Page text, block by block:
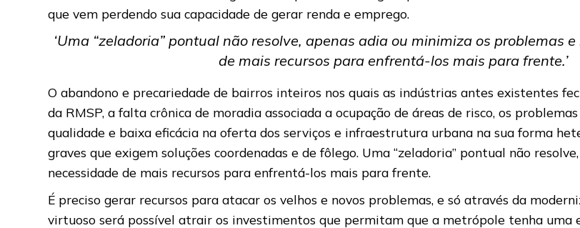
que vem perdendo sua capacidade de gerar renda e emprego.
‘Uma “zeladoria” pontual não resolve, apenas adia ou minimiza os problemas
de mais recursos para enfrentá-los mais para frente.’
O abandono e precariedade de bairros inteiros nos quais as indústrias antes existentes
da RMSP, a falta crônica de moradia associada a ocupação de áreas de risco, os
qualidade e baixa eficácia na oferta dos serviços e infraestrutura urbana na sua forma
graves que exigem soluções coordenadas e de fôlego. Uma “zeladoria” pontual não
necessidade de mais recursos para enfrentá-los mais para frente.
É preciso gerar recursos para atacar os velhos e novos problemas, e só através da
virtuoso será possível atrair os investimentos que permitam que a metrópole tenha uma